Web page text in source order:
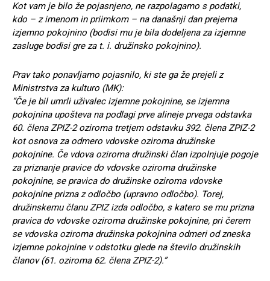
Kot vam je bilo že pojasnjeno, ne razpolagamo s podatki,
kdo – z imenom in priimkom – na današnji dan prejema
izjemno pokojnino (bodisi mu je bila dodeljena za izjemne
zasluge bodisi gre za t. i. družinsko pokojnino).
Prav tako ponavljamo pojasnilo, ki ste ga že prejeli z
Ministrstva za kulturo (MK):
“Če je bil umrli uživalec izjemne pokojnine, se izjemna
pokojnina upošteva na podlagi prve alineje prvega odstavka
60. člena ZPIZ-2 oziroma tretjem odstavku 392. člena ZPIZ-2
kot osnova za odmero vdovske oziroma družinske
pokojnine. Če vdova oziroma družinski član izpolnjuje pogoje
za priznanje pravice do vdovske oziroma družinske
pokojnine, se pravica do družinske oziroma vdovske
pokojnine prizna z odločbo (upravno odločbo). Torej,
družinskemu članu ZPIZ izda odločbo, s katero se mu prizna
pravica do vdovske oziroma družinske pokojnine, pri čerem
se vdovska oziroma družinska pokojnina odmeri od zneska
izjemne pokojnine v odstotku glede na število družinskih
članov (61. oziroma 62. člena ZPIZ-2).”